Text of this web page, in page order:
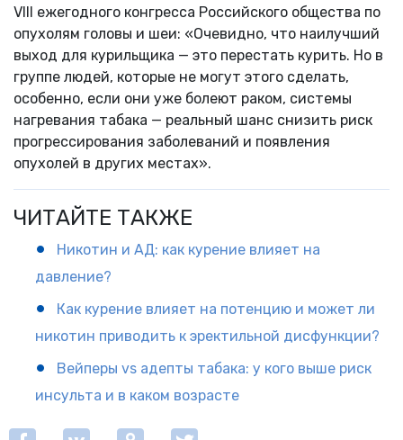
VIII ежегодного конгресса Российского общества по
опухолям головы и шеи: «Очевидно, что наилучший
выход для курильщика — это перестать курить. Но в
группе людей, которые не могут этого сделать,
особенно, если они уже болеют раком, системы
нагревания табака — реальный шанс снизить риск
прогрессирования заболеваний и появления
опухолей в других местах».
ЧИТАЙТЕ ТАКЖЕ
Никотин и АД: как курение влияет на
давление?
Как курение влияет на потенцию и может ли
никотин приводить к эректильной дисфункции?
Вейперы vs адепты табака: у кого выше риск
инсульта и в каком возрасте